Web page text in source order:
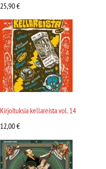
25,90€
Kirjoituksia kellareista vol. 14
12,00€